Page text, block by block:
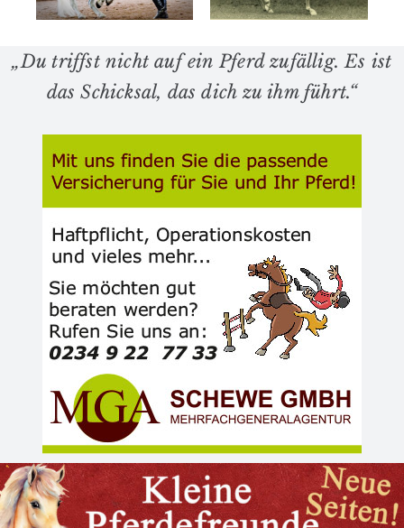
„Du triffst nicht auf ein Pferd zufällig. Es ist
das Schicksal, das dich zu ihm führt.“